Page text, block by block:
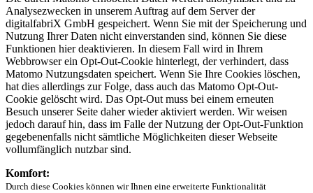
Analysezwecken in unserem Auftrag auf dem Server der
digitalfabriX GmbH gespeichert. Wenn Sie mit der Speicherung und
Nutzung Ihrer Daten nicht einverstanden sind, können Sie diese
Funktionen hier deaktivieren. In diesem Fall wird in Ihrem
Webbrowser ein Opt-Out-Cookie hinterlegt, der verhindert, dass
Matomo Nutzungsdaten speichert. Wenn Sie Ihre Cookies löschen,
hat dies allerdings zur Folge, dass auch das Matomo Opt-Out-
Cookie gelöscht wird. Das Opt-Out muss bei einem erneuten
Besuch unserer Seite daher wieder aktiviert werden. Wir weisen
jedoch darauf hin, dass im Falle der Nutzung der Opt-Out-Funktion
gegebenenfalls nicht sämtliche Möglichkeiten dieser Webseite
vollumfänglich nutzbar sind.
Komfort:
Durch diese Cookies können wir Ihnen eine erweiterte Funktionalität